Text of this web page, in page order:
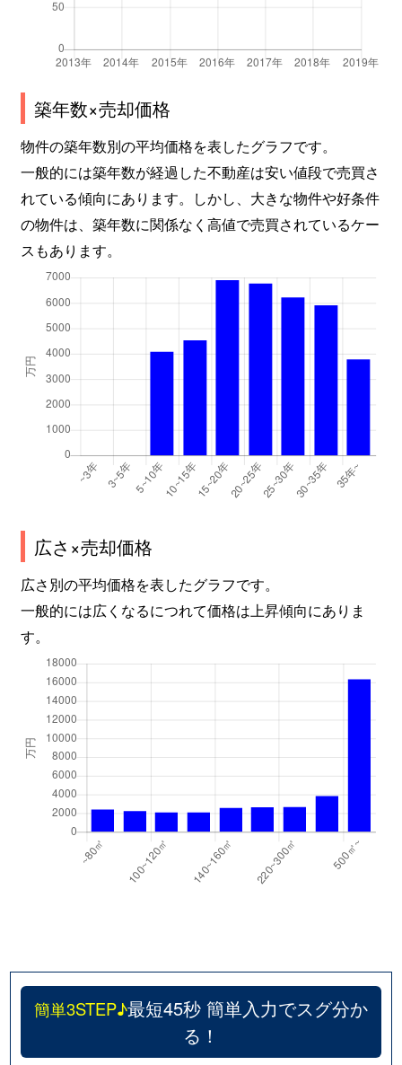
築年数×売却価格
物件の築年数別の平均価格を表したグラフです。
一般的には築年数が経過した不動産は安い値段で売買さ
れている傾向にあります。しかし、大きな物件や好条件
の物件は、築年数に関係なく高値で売買されているケー
スもあります。
広さ×売却価格
広さ別の平均価格を表したグラフです。
一般的には広くなるにつれて価格は上昇傾向にありま
す。
簡単3STEP♪最短45秒 簡単入力でスグ分か
る！